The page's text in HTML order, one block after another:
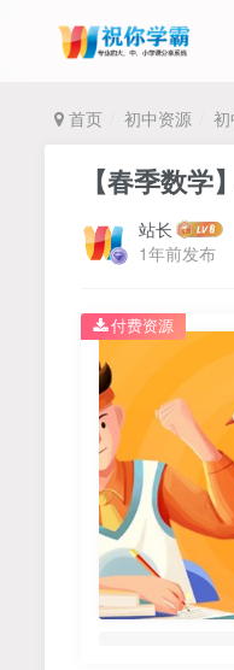
首页 初中资源
【春季数学
站长
1年前发布
付费资源